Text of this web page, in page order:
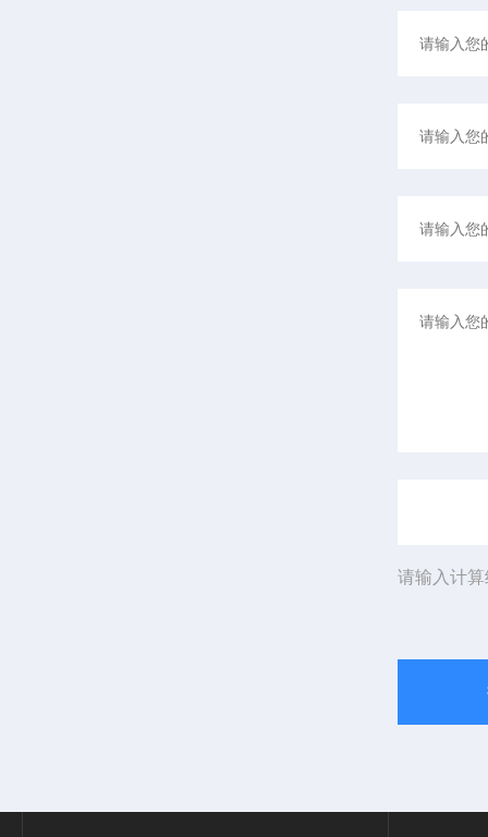
请输入计